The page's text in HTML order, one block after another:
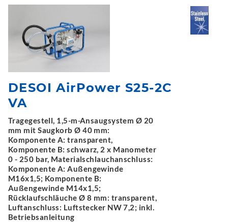
DESOI AirPower S25-2C
VA
Tragegestell, 1,5-m-Ansaugsystem Ø 20
mm mit Saugkorb Ø 40 mm:
Komponente A: transparent,
Komponente B: schwarz, 2 x Manometer
0 - 250 bar, Materialschlauchanschluss:
Komponente A: Außengewinde
M16x1,5; Komponente B:
Außengewinde M14x1,5;
Rücklaufschläuche Ø 8 mm: transparent,
Luftanschluss: Luftstecker NW 7,2; inkl.
Betriebsanleitung